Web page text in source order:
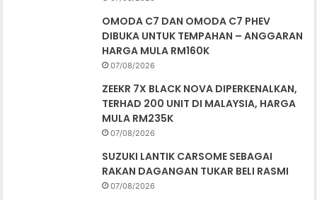
OMODA C7 DAN OMODA C7 PHEV
DIBUKA UNTUK TEMPAHAN – ANGGARAN
HARGA MULA RM160K
07/08/2026
ZEEKR 7X BLACK NOVA DIPERKENALKAN,
TERHAD 200 UNIT DI MALAYSIA, HARGA
MULA RM235K
07/08/2026
SUZUKI LANTIK CARSOME SEBAGAI
RAKAN DAGANGAN TUKAR BELI RASMI
07/08/2026